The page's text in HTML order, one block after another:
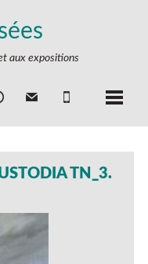
aux expositions
TN_3.